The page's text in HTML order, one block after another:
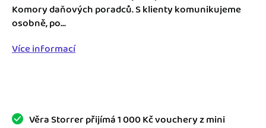
Spřátelené účetní
Katalog doplňků
Jak se vyznat ve fakturaci
Komory daňových poradců. S klienty komunikujeme
osobně, po...
Více informací
Věra Storrer přijímá 1 000 Kč vouchery z mini